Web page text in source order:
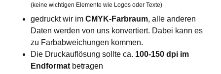
(keine wichtigen Elemente wie Logos oder Texte)
gedruckt wir im CMYK-Farbraum, alle anderen
Daten werden von uns konvertiert. Dabei kann es
zu Farbabweichungen kommen.
Die Druckauflösung sollte ca. 100-150 dpi im
Endformat betragen